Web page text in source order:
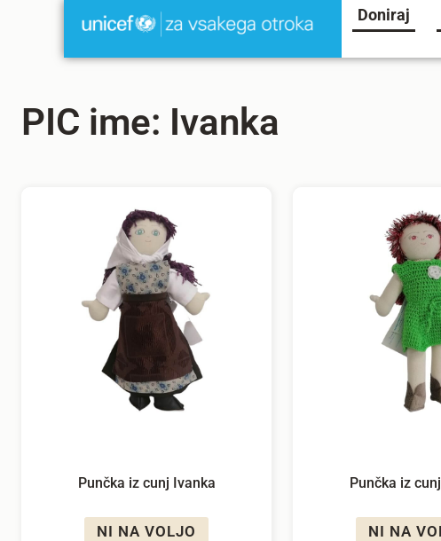
Doniraj
PIC ime: Ivanka
Punčka iz cunj Ivanka
NI NA VOLJO
Punčka iz
NI NA